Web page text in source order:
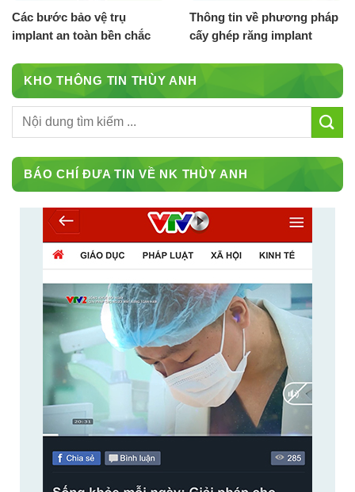
Các bước bảo vệ trụ
implant an toàn bền chắc
Thông tin về phương pháp
cấy ghép răng implant
KHO THÔNG TIN THÙY ANH
BÁO CHÍ ĐƯA TIN VỀ NK THÙY ANH